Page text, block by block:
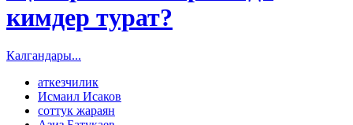
кимдер турат?
Калгандары...
аткезчилик
Исмаил Исаков
соттук жараян